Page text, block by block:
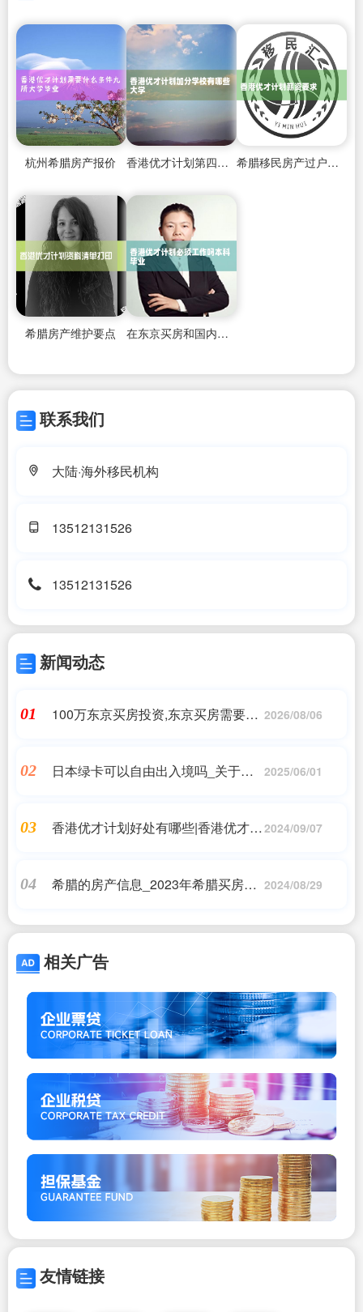
杭州希腊房产报价 香港优才计划第四季度公示 希腊移民房产过户后多久递交资料
希腊房产维护要点 在东京买房和国内有什么区别
联系我们
大陆·海外移民机构
13512131526
13512131526
新闻动态
01
100万东京买房投资,东京买房需要交 2026/08/06
02
日本绿卡可以自由出入境吗_关于日
2025/06/01
03
香港优才计划好处有哪些|香港优才计 2024/09/07
04
希腊的房产信息_2023年希腊买房移
移民
2024/08/29
相关广告
友情链接